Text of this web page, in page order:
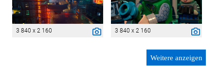
3 840 x 2 160 3 840 x 2 160
Weitere anzeigen